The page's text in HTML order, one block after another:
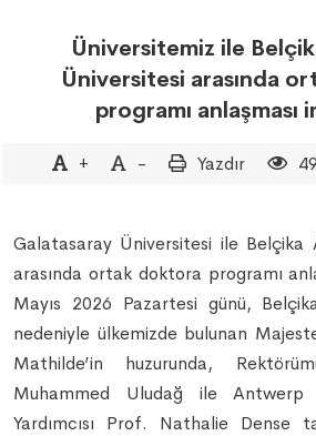
Üniversitemiz ile
Üniversitesi arasında
programı anlaşması
+ - Yazdır
Galatasaray Üniversitesi ile Belçika
arasında ortak doktora programı
Mayıs 2026 Pazartesi günü,
nedeniyle ülkemizde bulunan
Mathilde’in huzurunda,
Muhammed Uludağ ile Antwerp
Yardımcısı Prof. Nathalie Dense